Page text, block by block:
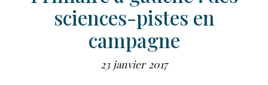
sciences-pistes en
campagne
23 janvier 2017